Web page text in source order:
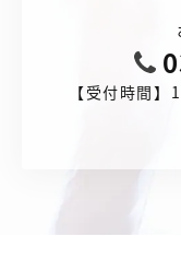
【受付時間